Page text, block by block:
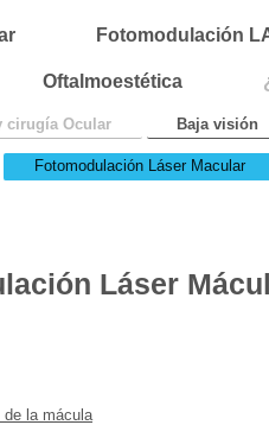
Fotomodulación
Oftalmoestética
cirugía Ocular Baja visión
Fotomodulación Láser Macular
Láser
de la mácula